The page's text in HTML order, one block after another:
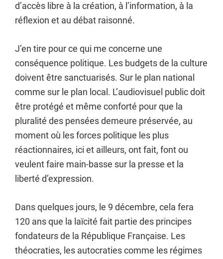
d’accès libre à la création, à l’information, à la
réflexion et au débat raisonné.
J’en tire pour ce qui me concerne une
conséquence politique. Les budgets de la culture
doivent être sanctuarisés. Sur le plan national
comme sur le plan local. L’audiovisuel public doit
être protégé et même conforté pour que la
pluralité des pensées demeure préservée, au
moment où les forces politique les plus
réactionnaires, ici et ailleurs, ont fait, font ou
veulent faire main-basse sur la presse et la
liberté d’expression.
Dans quelques jours, le 9 décembre, cela fera
120 ans que la laïcité fait partie des principes
fondateurs de la République Française. Les
théocraties, les autocraties comme les régimes